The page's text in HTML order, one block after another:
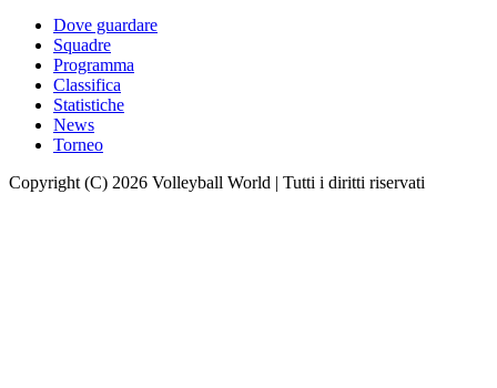
Dove guardare
Squadre
Programma
Classifica
Statistiche
News
Torneo
Copyright (C) 2026 Volleyball World | Tutti i diritti riservati